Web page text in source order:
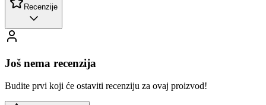
Recenzije
Još nema recenzija
Budite prvi koji će ostaviti recenziju za ovaj proizvod!